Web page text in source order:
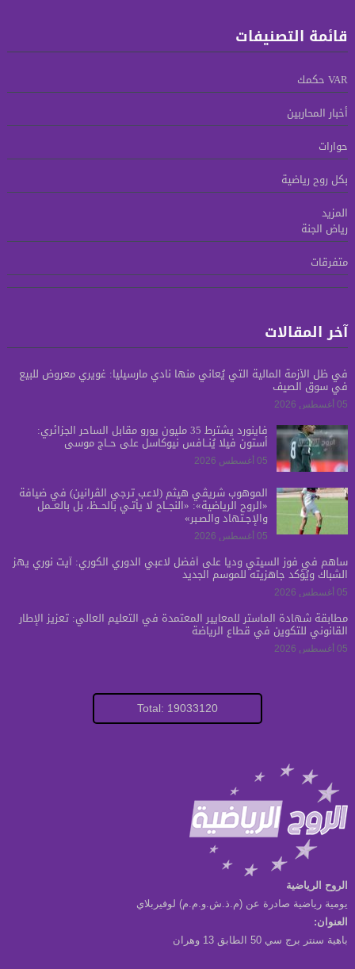
قائمة التصنيفات
VAR حكمك
أخبار المحاربين
حوارات
بكل روح رياضية
المزيد
رياض الجنة
متفرقات
آخر المقالات
في ظل الأزمة المالية التي يُعاني منها نادي مارسيليا: غويري معروض للبيع
في سوق الصيف
05 أغسطس 2026
فاينورد يشترط 35 مليون يورو مقابل الساحر الجزائري:
أستون فيلا يُنــافس نيوكاسل على حــاج موسى
05 أغسطس 2026
الموهوب شريڤي هيثم (لاعب ترجي الڤرانين) في ضيافة
«الروح الرياضية»: «النجــاح لا يأتـي بالحــظ، بل بالعــمل
والإجـتهاد والصـبر»
05 أغسطس 2026
ساهم في فوز السيتي ودياً على أفضل لاعبي الدوري الكوري: آيت نوري يهز
الشباك ويُؤكد جاهزيته للموسم الجديد
05 أغسطس 2026
مطابقة شهادة الماستر للمعايير المعتمدة في التعليم العالي: تعزيز الإطار
القانوني للتكوين في قطاع الرياضة
05 أغسطس 2026
Total: 19033120
الروح الرياضية
يومية رياضية صادرة عن (م.ذ.ش.و.م.م) لوفيربلاي
العنوان:
باهية سنتر برج سي 50 الطابق 13 وهران